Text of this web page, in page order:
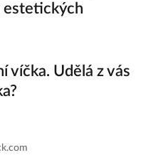
estetických
víčka. Udělá z vás